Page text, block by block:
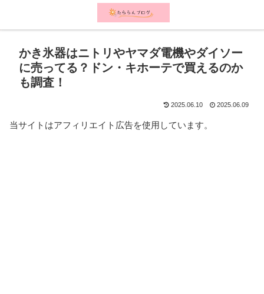
かき氷器はニトリやヤマダ電機やダイソー
に売ってる？ドン・キホーテで買えるのか
も調査！
2025.06.10 2025.06.09
当サイトはアフィリエイト広告を使用しています。